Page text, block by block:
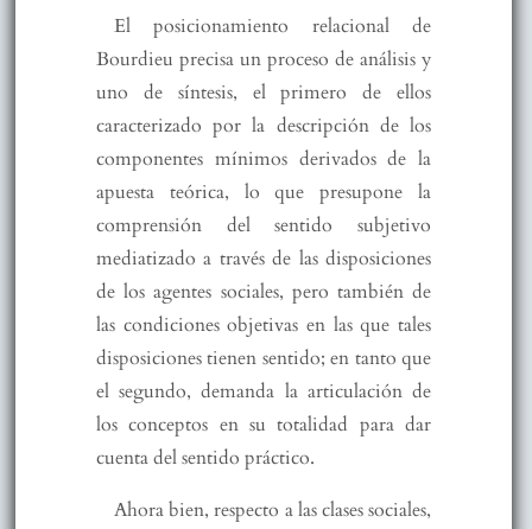
El posicionamiento relacional de
Bourdieu precisa un proceso de análisis y
uno de síntesis, el primero de ellos
caracterizado por la descripción de los
componentes mínimos derivados de la
apuesta teórica, lo que presupone la
comprensión del sentido subjetivo
mediatizado a través de las disposiciones
de los agentes sociales, pero también de
las condiciones objetivas en las que tales
disposiciones tienen sentido; en tanto que
el segundo, demanda la articulación de
los conceptos en su totalidad para dar
cuenta del sentido práctico.
Ahora bien, respecto a las clases sociales,